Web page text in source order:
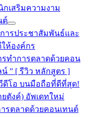
เสริมความงาม
ต์
ารประชาสัมพันธ์และ
ห้องค์กร
รทำการตลาดด้วยคอน
” [ รีวิว หลักสูตร ]
ดีโอ บนมือถือที่ดีที่สุด!
ตังค์) อัพเดทใหม่
ารตลาดด้วยคอนเทนต์